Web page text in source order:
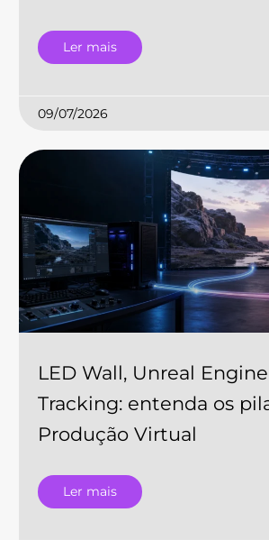
Ler mais
09/07/2026
LED Wall, Unreal
Tracking: entenda os
Produção Virtual
Ler mais